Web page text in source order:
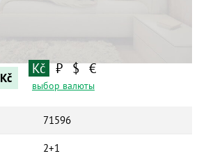
Kč
Kč ₽ $ €
выбор валюты
71596
2+1